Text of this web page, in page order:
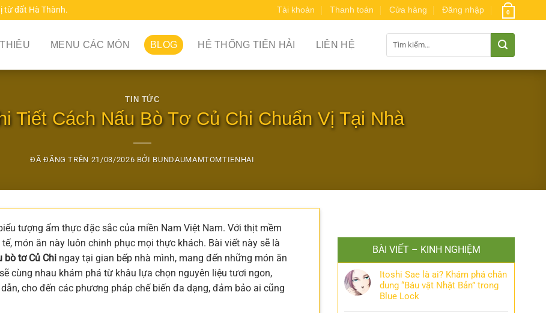
từ đất Hà Thành. Tài khoản Thanh toán Cửa hàng Đăng nhập 0
MENU CÁC MÓN BLOG HỆ THỐNG TIẾN HẢI LIÊN HỆ
kiếm:
TIN TỨC
Tiết Cách Nấu Bò Tơ Củ Chi Chuẩn Vị Tại Nhà
ĐÃ ĐĂNG TRÊN 21/03/2026 BỞI BUNDAUMAMTOMTIENHAI
tượng ẩm thực đặc sắc của miền Nam Việt Nam. Với thịt mềm
món ăn này luôn chinh phục mọi thực khách. Bài viết này sẽ là
bò tơ Củ Chi ngay tại gian bếp nhà mình, mang đến những món ăn
cùng nhau khám phá từ khâu lựa chọn nguyên liệu tươi ngon,
cho đến các phương pháp chế biến đa dạng, đảm bảo ai cũng
BÀI VIẾT – KINH NGHIỆM
Itoshi Sae là ai? Khám phá chân
dung “Báu vật Nhật Bản” trong
Blue Lock